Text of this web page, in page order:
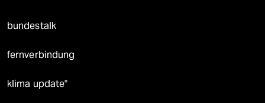
bundestalk
fernverbindung
klima update°